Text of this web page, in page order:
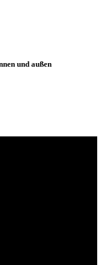
und außen